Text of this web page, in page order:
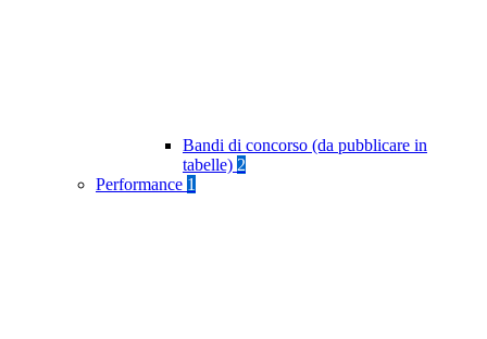
Bandi di concorso (da pubblicare in
tabelle) 2
Performance 1